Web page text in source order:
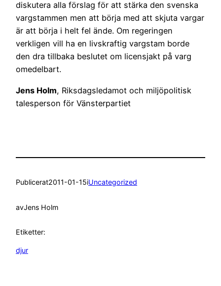
diskutera alla förslag för att stärka den svenska
vargstammen men att börja med att skjuta vargar
är att börja i helt fel ände. Om regeringen
verkligen vill ha en livskraftig vargstam borde
den dra tillbaka beslutet om licensjakt på varg
omedelbart.
Jens Holm, Riksdagsledamot och miljöpolitisk
talesperson för Vänsterpartiet
Publicerat2011-01-15iUncategorized
avJens Holm
Etiketter:
djur